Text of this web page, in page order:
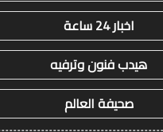
اخبار 24 ساعة
هيدب فنون وترفيه
صحيفة العالم